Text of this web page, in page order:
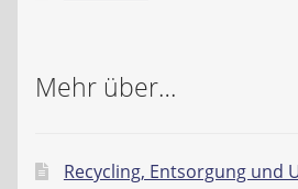
Mehr über…
Recycling, Entsorgung und